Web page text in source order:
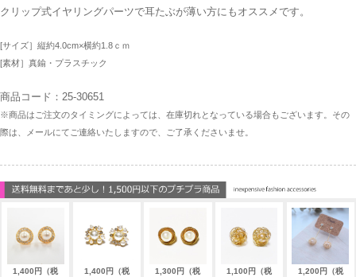
クリップ式イヤリングパーツで耳たぶが薄い方にもオススメです。
[サイズ］縦約4.0cm×横約1.8ｃｍ
[素材］真鍮・プラスチック
商品コード：25-30651
※商品はご注文のタイミングによっては、在庫切れとなっている場合もございます。その
際は、メールにてご連絡いたしますので、ご了承くださいませ。
1,400円（税
1,400円（税
1,300円（税
1,100円（税
1,200円（税